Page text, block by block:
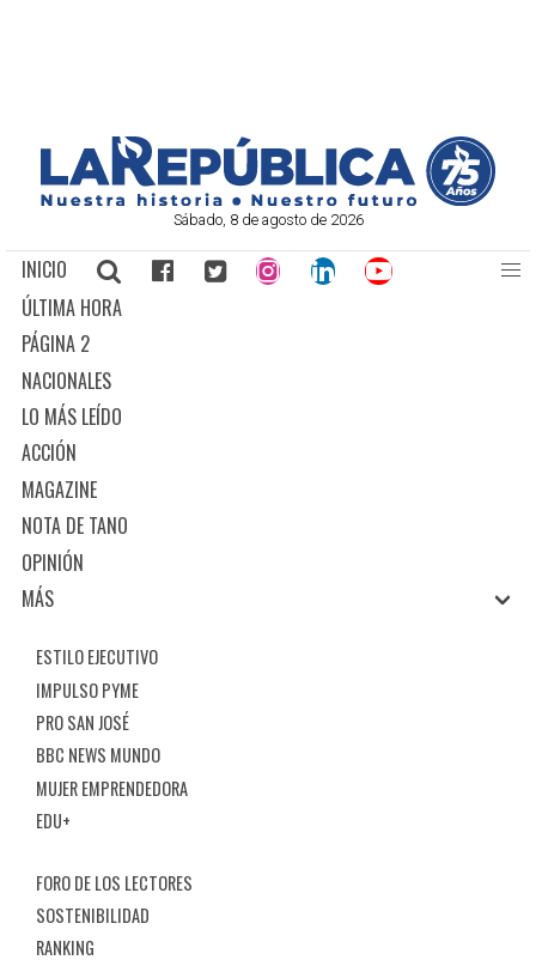
Sábado, 8 de agosto de 2026
INICIO
ÚLTIMA HORA
PÁGINA 2
NACIONALES
LO MÁS LEÍDO
ACCIÓN
MAGAZINE
NOTA DE TANO
OPINIÓN
MÁS
ESTILO EJECUTIVO
IMPULSO PYME
PRO SAN JOSÉ
BBC NEWS MUNDO
MUJER EMPRENDEDORA
EDU+
FORO DE LOS LECTORES
SOSTENIBILIDAD
RANKING